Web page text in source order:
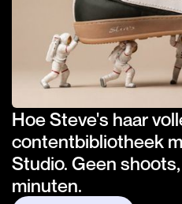
Hoe Steve's haar
contentbibliotheek
Studio. Geen
minuten.